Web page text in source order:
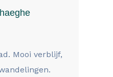
Mooi verblijf,